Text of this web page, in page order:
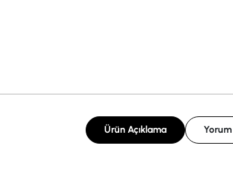
Ürün Açıklama